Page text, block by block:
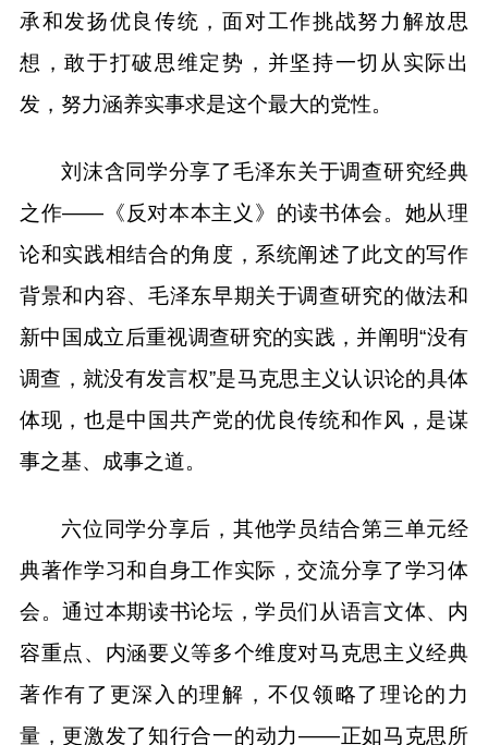
承和发扬优良传统，面对工作挑战努力解放思
想，敢于打破思维定势，并坚持一切从实际出
发，努力涵养实事求是这个最大的党性。
刘沫含同学分享了毛泽东关于调查研究经典
之作——《反对本本主义》的读书体会。她从理
论和实践相结合的角度，系统阐述了此文的写作
背景和内容、毛泽东早期关于调查研究的做法和
新中国成立后重视调查研究的实践，并阐明“没有
调查，就没有发言权”是马克思主义认识论的具体
体现，也是中国共产党的优良传统和作风，是谋
事之基、成事之道。
六位同学分享后，其他学员结合第三单元经
典著作学习和自身工作实际，交流分享了学习体
会。通过本期读书论坛，学员们从语言文体、内
容重点、内涵要义等多个维度对马克思主义经典
著作有了更深入的理解，不仅领略了理论的力
量，更激发了知行合一的动力——正如马克思所